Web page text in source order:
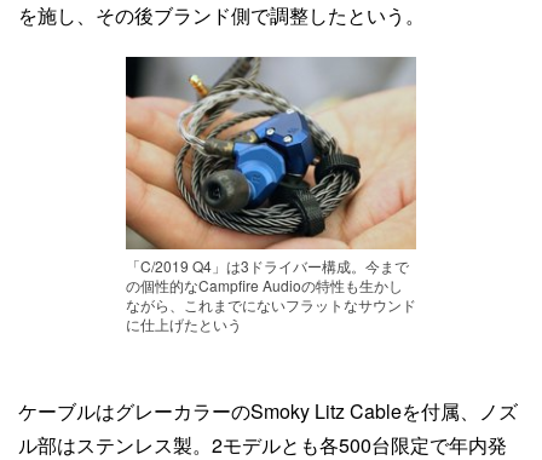
を施し、その後ブランド側で調整したという。
「C/2019 Q4」は3ドライバー構成。今まで
の個性的なCampfire Audioの特性も生かし
ながら、これまでにないフラットなサウンド
に仕上げたという
ケーブルはグレーカラーのSmoky Litz Cableを付属、ノズ
ル部はステンレス製。2モデルとも各500台限定で年内発